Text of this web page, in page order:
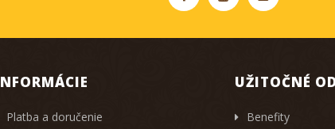
Platba a doručenie
UŽITOČNÉ
Benefity